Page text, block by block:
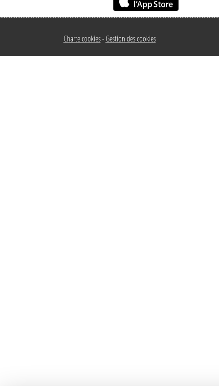
Charte cookies Gestion des cookies